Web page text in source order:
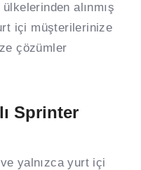
alınmış
içi müşterilerinize
çözümler
Sprinter
yalnızca yurt içi